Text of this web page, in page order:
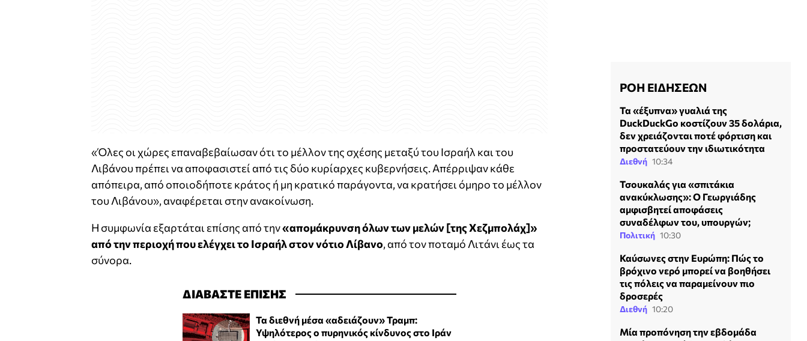
«Όλες οι χώρες επαναβεβαίωσαν ότι το μέλλον της σχέσης μεταξύ του Ισραήλ και του
Λιβάνου πρέπει να αποφασιστεί από τις δύο κυρίαρχες κυβερνήσεις. Απέρριψαν κάθε
απόπειρα, από οποιοδήποτε κράτος ή μη κρατικό παράγοντα, να κρατήσει όμηρο το μέλλον
του Λιβάνου», αναφέρεται στην ανακοίνωση.
Η συμφωνία εξαρτάται επίσης από την«απομάκρυνση όλων των μελών [της Χεζμπολάχ]»
από την περιοχή που ελέγχει το Ισραήλ στον νότιο Λίβανο, από τον ποταμό Λιτάνι έως τα
σύνορα.
ΔΙΑΒΑΣΤΕ ΕΠΙΣΗΣ
Τα διεθνή μέσα «αδειάζουν» Τραμπ:
Υψηλότερος ο πυρηνικός κίνδυνος στο Ιράν
ΡΟΗ ΕΙΔΗΣΕΩΝ
Τα «έξυπνα» γυαλιά της
DuckDuckGo κοστίζουν 35 δολάρια,
δεν χρειάζονται ποτέ φόρτιση και
προστατεύουν την ιδιωτικότητα
Διεθνή 10:34
Τσουκαλάς για «σπιτάκια
ανακύκλωσης»: Ο Γεωργιάδης
αμφισβητεί αποφάσεις
συναδέλφων του, υπουργών;
Πολιτική 10:30
Καύσωνες στην Ευρώπη: Πώς το
βρόχινο νερό μπορεί να βοηθήσει
τις πόλεις να παραμείνουν πιο
δροσερές
Διεθνή 10:20
Μία προπόνηση την εβδομάδα